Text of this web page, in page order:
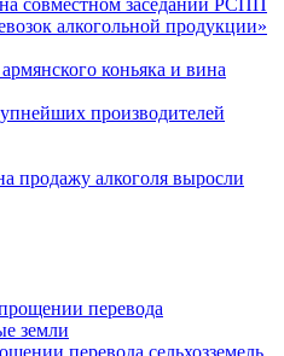
алкогольной продукции»
коньяка и вина
производителей
продажу алкоголя выросли
перевода сельхозземель